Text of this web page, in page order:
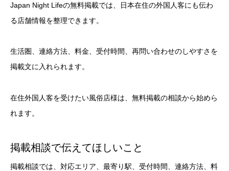
Japan Night Lifeの無料掲載では、日本在住の外国人客にも伝わ
る店舗情報を整理できます。
生活圏、連絡方法、料金、受付時間、再問い合わせのしやすさを
掲載文に入れられます。
在住外国人客を受けたい風俗店様は、無料掲載の相談から始めら
れます。
掲載相談で伝えてほしいこと
掲載相談では、対応エリア、最寄り駅、受付時間、連絡方法、料